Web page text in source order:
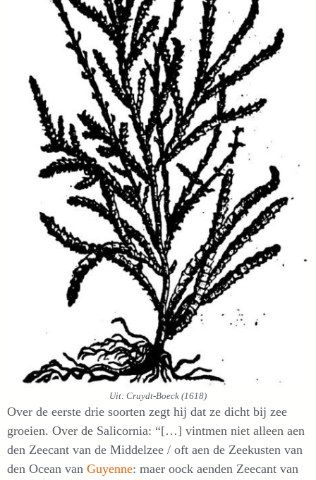
Uit: Cruydt-Boeck (1618)
Over de eerste drie soorten zegt hij dat ze dicht bij zee
groeien. Over de Salicornia: “[…] vintmen niet alleen aen
den Zeecant van de Middelzee / oft aen de Zeekusten van
den Ocean van Guyenne: maer oock aenden Zeecant van